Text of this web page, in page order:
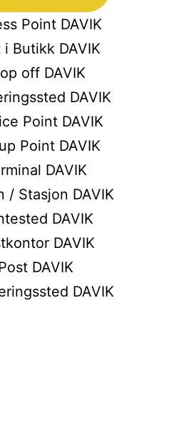
Point DAVIK
i Butikk DAVIK
off DAVIK
DAVIK
Point DAVIK
Point DAVIK
DAVIK
/ Stasjon DAVIK
DAVIK
DAVIK
DAVIK
DAVIK